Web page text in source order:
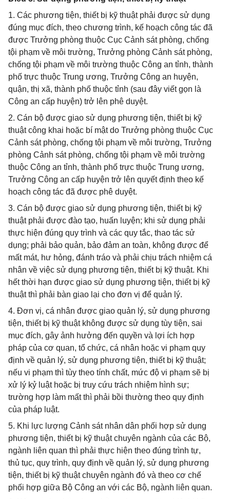
1. Các phương tiện, thiết bị kỹ thuật phải được sử dụng
đúng mục đích, theo chương trình, kế hoạch công tác đã
được Trưởng phòng thuộc Cục Cảnh sát phòng, chống
tội phạm về môi trường, Trưởng phòng Cảnh sát phòng,
chống tội phạm về môi trường thuộc Công an tỉnh, thành
phố trực thuộc Trung ương, Trưởng Công an huyện,
quận, thị xã, thành phố thuộc tỉnh (sau đây viết gọn là
Công an cấp huyện) trở lên phê duyệt.
2. Cán bộ được giao sử dụng phương tiện, thiết bị kỹ
thuật công khai hoặc bí mật do Trưởng phòng thuộc Cục
Cảnh sát phòng, chống tội phạm về môi trường, Trưởng
phòng Cảnh sát phòng, chống tội phạm về môi trường
thuộc Công an tỉnh, thành phố trực thuộc Trung ương,
Trưởng Công an cấp huyện trở lên quyết định theo kế
hoạch công tác đã được phê duyệt.
3. Cán bộ được giao sử dụng phương tiện, thiết bị kỹ
thuật phải được đào tạo, huấn luyện; khi sử dụng phải
thực hiện đúng quy trình và các quy tắc, thao tác sử
dụng; phải bảo quản, bảo đảm an toàn, không được để
mất mát, hư hỏng, đánh tráo và phải chịu trách nhiệm cá
nhân về việc sử dụng phương tiện, thiết bị kỹ thuật. Khi
hết thời hạn được giao sử dụng phương tiện, thiết bị kỹ
thuật thì phải bàn giao lại cho đơn vị để quản lý.
4. Đơn vị, cá nhân được giao quản lý, sử dụng phương
tiện, thiết bị kỹ thuật không được sử dụng tùy tiện, sai
mục đích, gây ảnh hưởng đến quyền và lợi ích hợp
pháp của cơ quan, tổ chức, cá nhân hoặc vi phạm quy
định về quản lý, sử dụng phương tiện, thiết bị kỹ thuật;
nếu vi phạm thì tùy theo tính chất, mức độ vi phạm sẽ bị
xử lý kỷ luật hoặc bị truy cứu trách nhiệm hình sự;
trường hợp làm mất thì phải bồi thường theo quy định
của pháp luật.
5. Khi lực lượng Cảnh sát nhân dân phối hợp sử dụng
phương tiện, thiết bị kỹ thuật chuyên ngành của các Bộ,
ngành liên quan thì phải thực hiện theo đúng trình tự,
thủ tục, quy trình, quy định về quản lý, sử dụng phương
tiện, thiết bị kỹ thuật chuyên ngành đó và theo cơ chế
phối hợp giữa Bộ Công an với các Bộ, ngành liên quan.